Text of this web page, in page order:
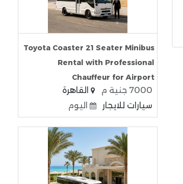
Toyota Coaster 21 Seater Minibus
Rental with Professional
Chauffeur for Airport
7000 جنية م
القاهرة
سيارات للايجار
اليوم